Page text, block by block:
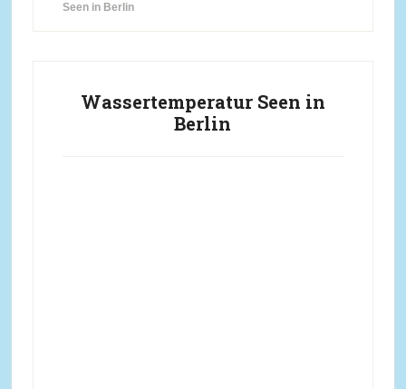
Seen in Berlin
Wassertemperatur Seen in
Berlin